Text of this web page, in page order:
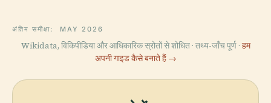
अंतिम समीक्षा: MAY 2026
Wikidata, विकिपीडिया और आधिकारिक स्रोतों से शोधित · तथ्य-जाँच पूर्ण · हम
अपनी गाइड कैसे बनाते हैं →